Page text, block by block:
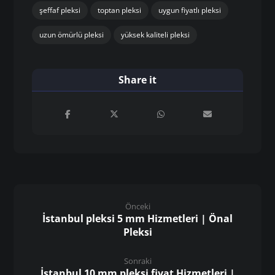
şeffaf pleksi toptan pleksi uygun fiyatlı pleksi
uzun ömürlü pleksi yüksek kaliteli pleksi
Önceki
İstanbul pleksi 5 mm Hizmetleri | Önal
Pleksi
Sonraki